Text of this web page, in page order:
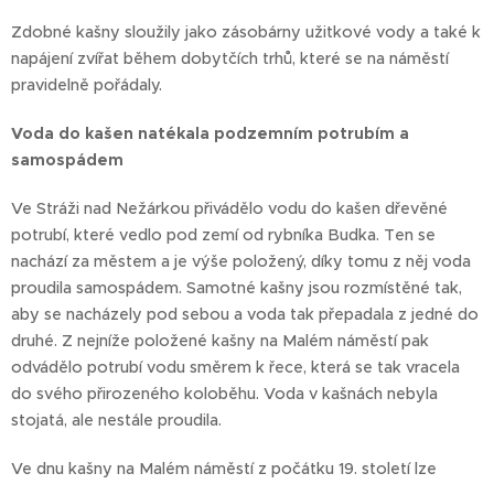
Zdobné kašny sloužily jako zásobárny užitkové vody a také k
napájení zvířat během dobytčích trhů, které se na náměstí
pravidelně pořádaly.
Voda do kašen natékala podzemním potrubím a
samospádem
Ve Stráži nad Nežárkou přivádělo vodu do kašen dřevěné
potrubí, které vedlo pod zemí od rybníka Budka. Ten se
nachází za městem a je výše položený, díky tomu z něj voda
proudila samospádem. Samotné kašny jsou rozmístěné tak,
aby se nacházely pod sebou a voda tak přepadala z jedné do
druhé. Z nejníže položené kašny na Malém náměstí pak
odvádělo potrubí vodu směrem k řece, která se tak vracela
do svého přirozeného koloběhu. Voda v kašnách nebyla
stojatá, ale nestále proudila.
Ve dnu kašny na Malém náměstí z počátku 19. století lze